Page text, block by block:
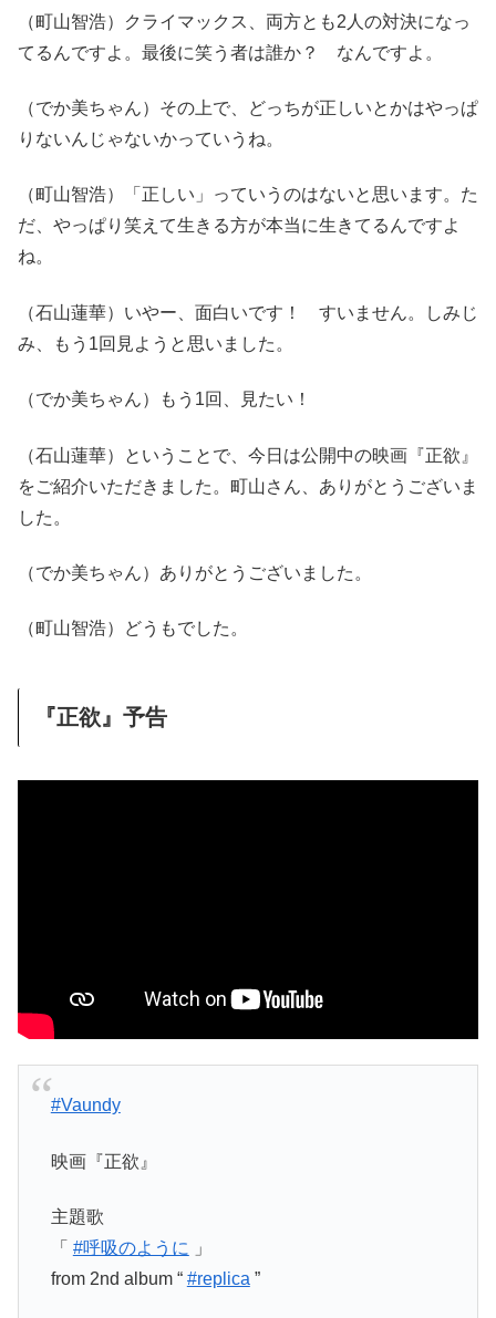
（町山智浩）クライマックス、両方とも2人の対決になっ
てるんですよ。最後に笑う者は誰か？ なんですよ。
（でか美ちゃん）その上で、どっちが正しいとかはやっぱ
りないんじゃないかっていうね。
（町山智浩）「正しい」っていうのはないと思います。た
だ、やっぱり笑えて生きる方が本当に生きてるんですよ
ね。
（石山蓮華）いやー、面白いです！ すいません。しみじ
み、もう1回見ようと思いました。
（でか美ちゃん）もう1回、見たい！
（石山蓮華）ということで、今日は公開中の映画『正欲』
をご紹介いただきました。町山さん、ありがとうございま
した。
（でか美ちゃん）ありがとうございました。
（町山智浩）どうもでした。
『正欲』予告
#Vaundy
映画『正欲』
主題歌
「 #呼吸のように
」
from 2nd album “ #replica ”